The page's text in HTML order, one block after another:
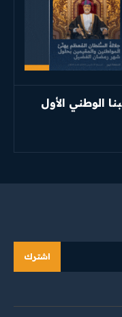
الوطني الأول
اشترك